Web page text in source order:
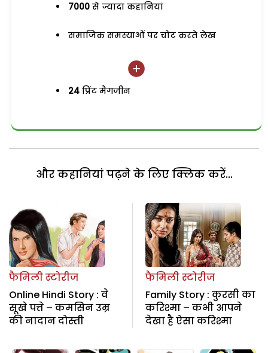
7000 से ज्यादा कहानियां
समाजिक समस्याओं पर चोट करते लेख
24 प्रिंट मैगजीन
और कहानियां पढ़ने के लिए क्लिक करें...
फैमिली स्टोरीज
Online Hindi Story : वे
सूखे पत्ते – कमसिन उम्र
की नादान दोस्ती
फैमिली स्टोरीज
Family Story : कुरसी का
करिश्मा – कभी आपने
देखा है ऐसा करिश्मा